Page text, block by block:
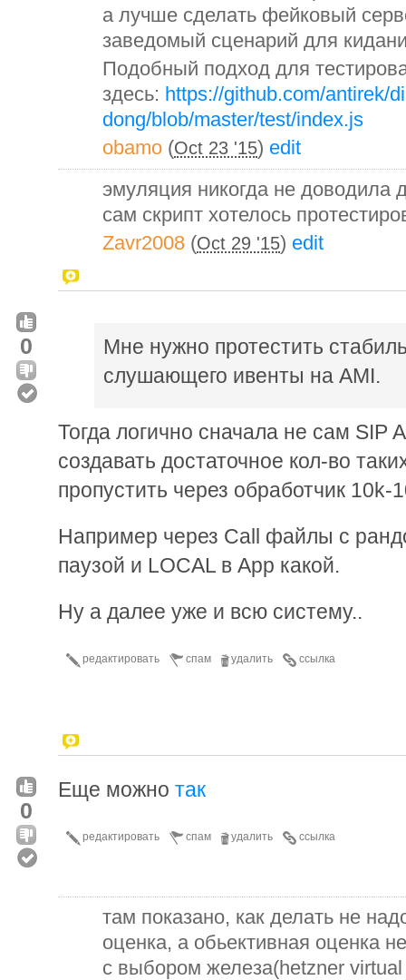
а лучше сделать фейковый
заведомый сценарий для
Подобный подход для
здесь: https://github.com/antirek/
dong/blob/master/test/index.js
obamo (Oct 23 '15) edit
эмуляция никогда не
сам скрипт хотелось
Zavr2008 (Oct 29 '15) edit
0
Мне нужно протестить
слушающего ивенты на AMI.
Тогда логично сначала не сам SIP
создавать достаточное кол-во
пропустить через обработчик 10k-
Например через Call файлы с
паузой и LOCAL в App какой.
Ну а далее уже и всю систему..
ссылка
удалить
спам
редактировать
0
Еще можно так
ссылка
удалить
спам
редактировать
там показано, как делать не
оценка, а обьективная оценка
с выбором железа(hetzner